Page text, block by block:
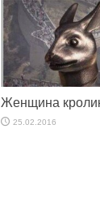
Женщина
25.02.2016